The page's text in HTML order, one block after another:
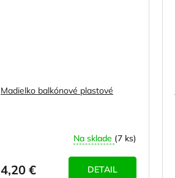
Madielko balkónové plastové
Na sklade (7 ks)
4,20 € DETAIL